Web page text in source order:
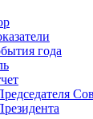
года